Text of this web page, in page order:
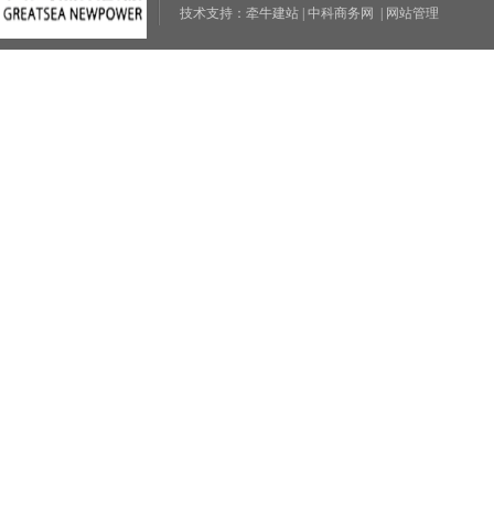
技术支持： 牵牛建站 中科商务网 网站管理